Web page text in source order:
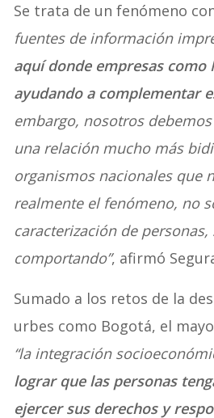
Se trata de un fenómeno
fuentes de información
aquí donde empresas como
ayudando a complementar
embargo, nosotros
una relación mucho más
organismos nacionales que
realmente el fenómeno, no
caracterización de
comportando”, afirmó
Sumado a los retos de la
urbes como Bogotá, el
“la integración
lograr que las personas
ejercer sus derechos y